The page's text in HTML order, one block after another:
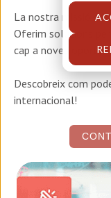
La nostra missió és
Oferim solucions
cap a noves
Descobreix com
internacional!